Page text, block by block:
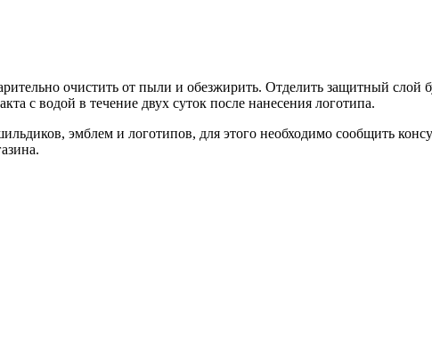
очистить от пыли и обезжирить. Отделить защитный слой
с водой в течение двух суток после нанесения логотипа.
эмблем и логотипов, для этого необходимо сообщить